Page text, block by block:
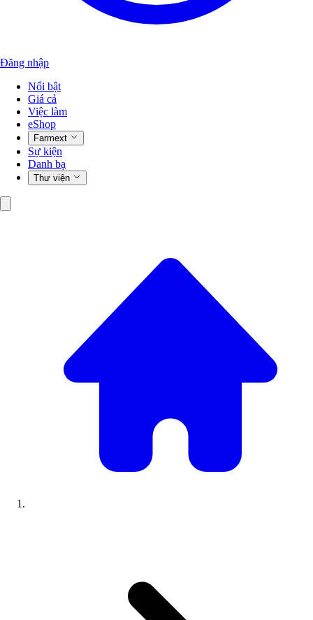
Đăng nhập
Nổi bật
Giá cả
Việc làm
eShop
Farmext
Sự kiện
Danh bạ
Thư viện